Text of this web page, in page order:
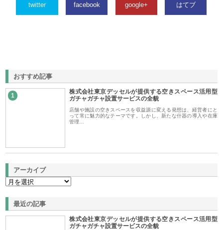
twitter facebook google+ はてブ
おすすめ記事
1
株式会社東京デッセルが提供する空きスペース活用型
ガチャガチャ設置サービスの全貌
店舗や施設の空きスペースを収益源に変える発想は、経営者にと
って常に魅力的なテーマです。しかし、新たな什器の導入や在庫
管理…
アーカイブ
最近の記事
株式会社東京デッセルが提供する空きスペース活用型
ガチャガチャ設置サービスの全貌